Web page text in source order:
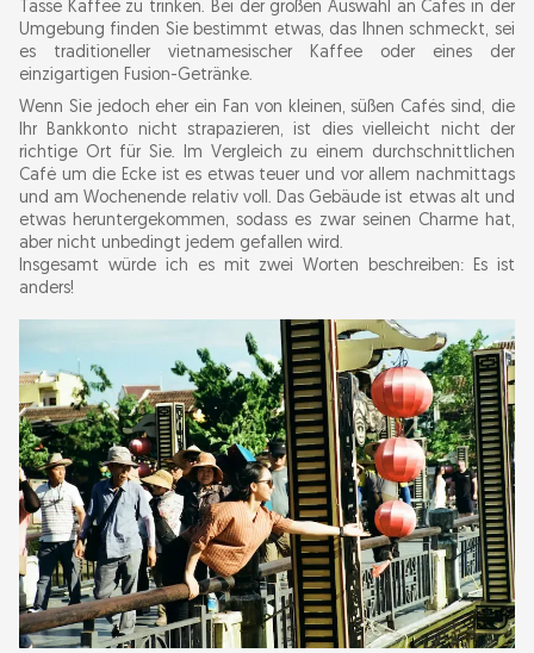
Tasse Kaffee zu trinken. Bei der großen Auswahl an Cafés in der
Umgebung finden Sie bestimmt etwas, das Ihnen schmeckt, sei
es traditioneller vietnamesischer Kaffee oder eines der
einzigartigen Fusion-Getränke.
Wenn Sie jedoch eher ein Fan von kleinen, süßen Cafés sind, die
Ihr Bankkonto nicht strapazieren, ist dies vielleicht nicht der
richtige Ort für Sie. Im Vergleich zu einem durchschnittlichen
Café um die Ecke ist es etwas teuer und vor allem nachmittags
und am Wochenende relativ voll. Das Gebäude ist etwas alt und
etwas heruntergekommen, sodass es zwar seinen Charme hat,
aber nicht unbedingt jedem gefallen wird.
Insgesamt würde ich es mit zwei Worten beschreiben: Es ist
anders!